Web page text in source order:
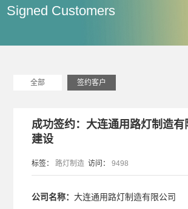
Signed Customers
全部 签约客户
成功签约：大连通用路灯制造有
建设
标签：路灯制造 访问：9498
公司名称：大连通用路灯制造有限公司